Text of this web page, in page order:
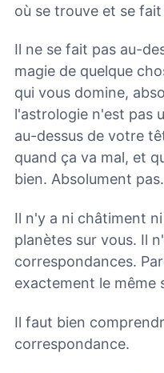
où se trouve et se
Il ne se fait pas au-
magie de quelque
qui vous domine,
l'astrologie n'est pas
au-dessus de votre
quand ça va mal, et
bien. Absolument pas.
Il n'y a ni châtiment
planètes sur vous. Il
correspondances.
exactement le même
Il faut bien
correspondance.